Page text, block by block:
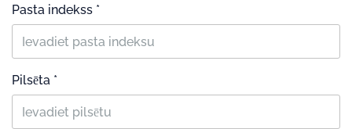
Pasta indekss *
Pilsēta *